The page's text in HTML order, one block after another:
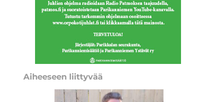
Aiheeseen liittyvää